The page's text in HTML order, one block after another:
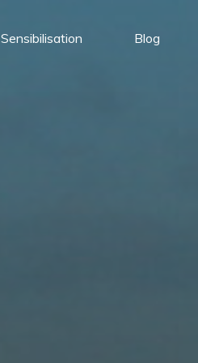
Sensibilisation Blog